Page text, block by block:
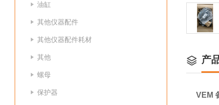
油缸
其他仪器配件
其他仪器配件耗材
其他
螺母
保护器
产
VEM